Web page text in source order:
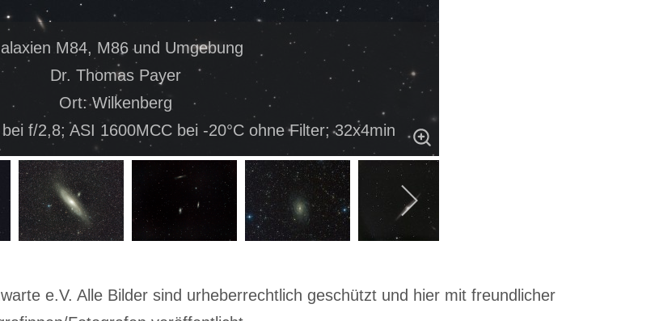
M84, M86 und Umgebung
Dr. Thomas Payer
Ort: Wilkenberg
f/2,8; ASI 1600MCC bei -20°C ohne Filter; 32x4min
e.V. Alle Bilder sind urheberrechtlich geschützt und hier mit freundlicher